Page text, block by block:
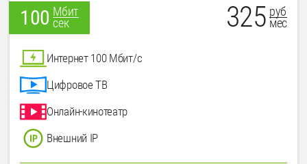
100 Мбит
сек
325 руб
мес
Интернет 100 Мбит/с
Цифровое ТВ
Онлайн-кинотеатр
Внешний IP